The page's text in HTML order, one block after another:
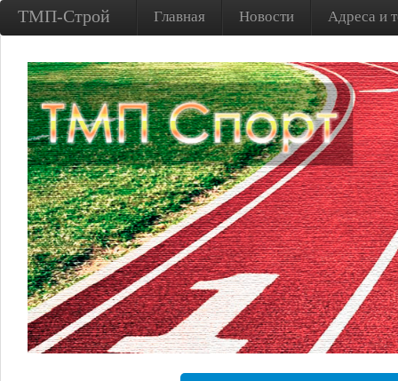
ТМП-Строй Главная Новости Адреса и